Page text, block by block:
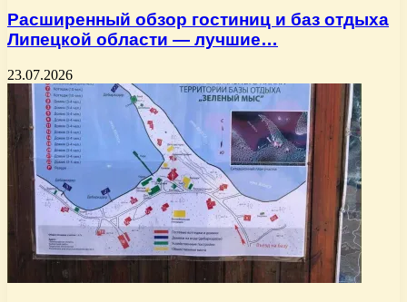
Расширенный обзор гостиниц и баз отдыха
Липецкой области — лучшие…
23.07.2026